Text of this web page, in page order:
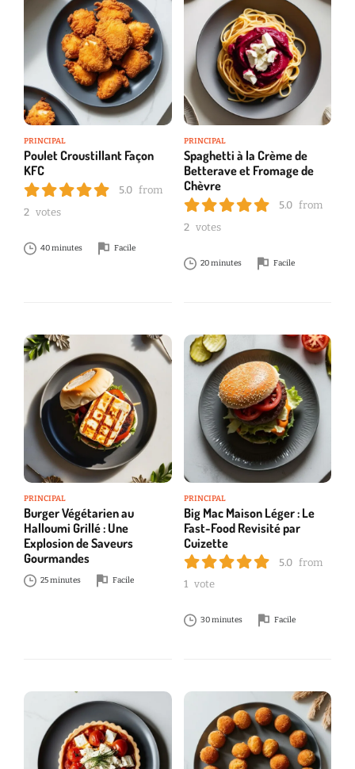
PRINCIPAL
Poulet Croustillant Façon
KFC
5.0 from
2 votes
40 minutes Facile
PRINCIPAL
Spaghetti à la Crème de
Betterave et Fromage de
Chèvre
5.0 from
2 votes
20 minutes Facile
PRINCIPAL
Burger Végétarien au
Halloumi Grillé : Une
Explosion de Saveurs
Gourmandes
25 minutes Facile
PRINCIPAL
Big Mac Maison Léger : Le
Fast-Food Revisité par
Cuizette
5.0 from
1 vote
30 minutes Facile